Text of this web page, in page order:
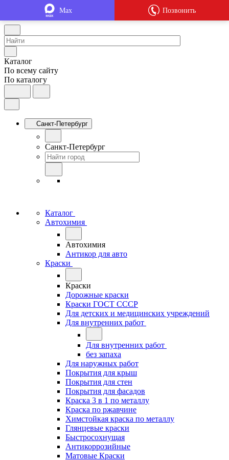
Каталог
По всему сайту
По каталогу
Санкт-Петербург
Санкт-Петербург
Каталог
Автохимия
Автохимия
Антикор для авто
Краски
Краски
Дорожные краски
Краски ГОСТ СССР
Для детских и медицинских учреждений
Для внутренних работ
Для внутренних работ
без запаха
Для наружных работ
Покрытия для крыш
Покрытия для стен
Покрытия для фасадов
Краска 3 в 1 по металлу
Краска по ржавчине
Химстойкая краска по металлу
Глянцевые краски
Быстросохнущая
Антикоррозийные
Матовые Краски
Max Позвонить